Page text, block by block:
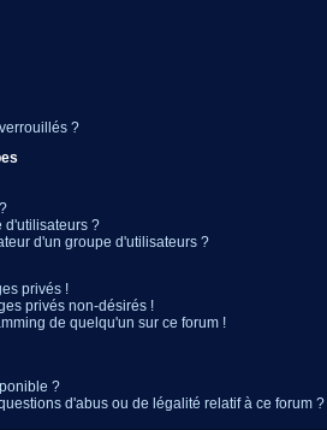
?
d'utilisateurs ?
d'un groupe d'utilisateurs ?
privés !
privés non-désirés !
de quelqu'un sur ce forum !
?
d'abus ou de légalité relatif à ce forum ?